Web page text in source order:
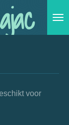
voor